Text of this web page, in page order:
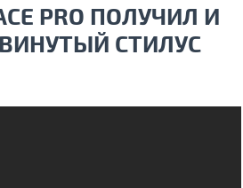
PRO ПОЛУЧИЛ И
СТИЛУС